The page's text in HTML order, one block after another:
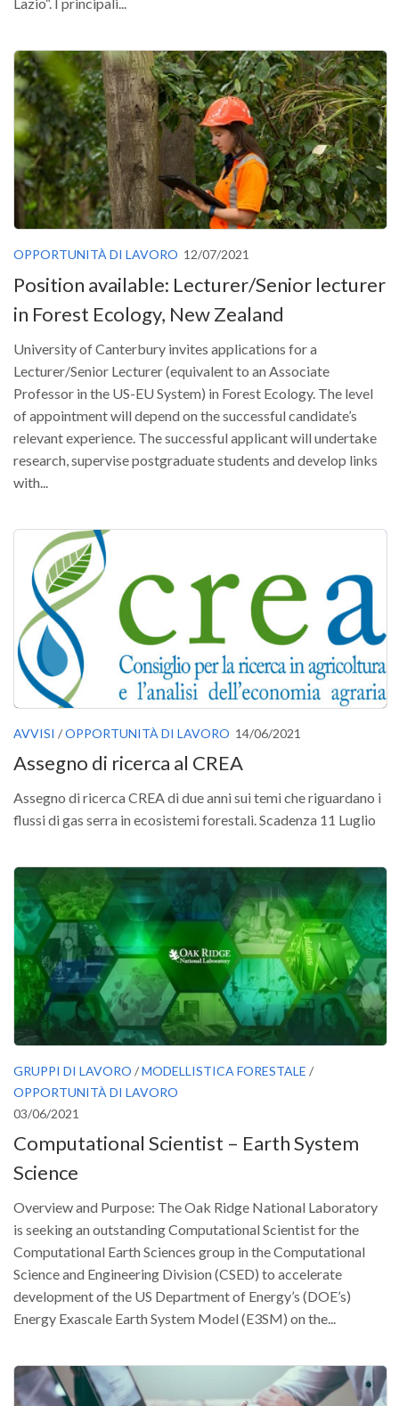
Lazio“. I principali...
OPPORTUNITÀ DI LAVORO 12/07/2021
Position available: Lecturer/Senior lecturer
in Forest Ecology, New Zealand
University of Canterbury invites applications for a
Lecturer/Senior Lecturer (equivalent to an Associate
Professor in the US-EU System) in Forest Ecology. The level
of appointment will depend on the successful candidate’s
relevant experience. The successful applicant will undertake
research, supervise postgraduate students and develop links
with...
AVVISI /OPPORTUNITÀ DI LAVORO 14/06/2021
Assegno di ricerca al CREA
Assegno di ricerca CREA di due anni sui temi che riguardano i
flussi di gas serra in ecosistemi forestali. Scadenza 11 Luglio
GRUPPI DI LAVORO /MODELLISTICA FORESTALE /
OPPORTUNITÀ DI LAVORO
03/06/2021
Computational Scientist – Earth System
Science
Overview and Purpose: The Oak Ridge National Laboratory
is seeking an outstanding Computational Scientist for the
Computational Earth Sciences group in the Computational
Science and Engineering Division (CSED) to accelerate
development of the US Department of Energy’s (DOE’s)
Energy Exascale Earth System Model (E3SM) on the...